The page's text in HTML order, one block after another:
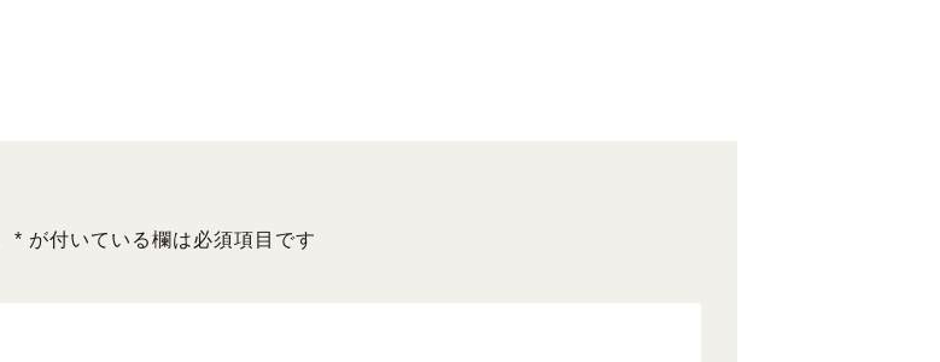
* が付いている欄は必須項目です